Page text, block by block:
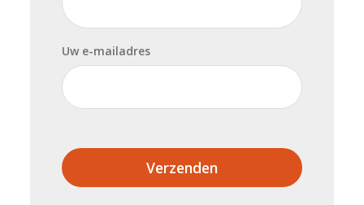
Uw e-mailadres
Verzenden